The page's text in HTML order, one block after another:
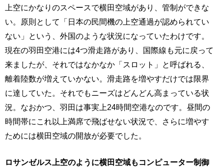
上空にかなりのスペースで横田空域があり、管制ができな
い。原則として「日本の民間機の上空通過が認められてい
ない」という、外国のような状況になっていたわけです。
現在の羽田空港には4つ滑走路があり、国際線も元に戻って
来ましたが、それではなかなか「スロット」と呼ばれる、
離着陸数が増えていかない。滑走路を増やすだけでは限界
に達していた。それでもニーズはどんどん高まっている状
況。なおかつ、羽田は事実上24時間空港なのです。昼間の
時間帯にこれ以上満席で飛ばせない状況で、さらに増やす
ためには横田空域の開放が必要でした。
ロサンゼルス上空のように横田空域もコンピューター制御